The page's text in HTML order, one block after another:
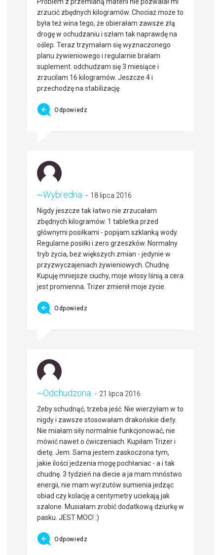
zrzucić zbędnych kilogramów. Chociaż może to
była też wina tego, że obierałam zawsze złą
drogę w ochudzaniu i szłam tak naprawdę na
oślep. Teraz trzymałam się wyznaczonego
planu żywieniowego i regularnie brałam
suplement. odchudzam się 3 miesiące i
zrzucilam 16 kilogramów. Jeszcze 4 i
przechodzę na stabilizację.
Odpowiedz
~Wybredna
18 lipca 2016
Nigdy jeszcze tak łatwo nie zrzucałam
zbędnych kilogramów. 1 tabletka przed
głównymi posiłkami - popijam szklanką wody.
Regularne posiłki i zero grzeszków. Normalny
tryb życia, bez większych zmian - jedynie w
przyzwyczajeniach żywieniowych. Chudnę.
Kupuję mniejsze ciuchy, moje włosy lśnią a cera
jest promienna. Trizer zmienił moje życie.
Odpowiedz
~Odchudzona
21 lipca 2016
Żeby schudnąć, trzeba jeść. Nie wierzyłam w to
nigdy i zawsze stosowałam drakońskie diety.
Nie miałam siły normalnie funkcjonować, nie
mówić nawet o ćwiczeniach. Kupiłam Trizer i
dietę. Jem. Sama jestem zaskoczona tym,
jakie ilości jedzenia mogę pochłaniac - a i tak
chudnę. 3 tydzień na diecie a ja mam mnóstwo
energii, nie mam wyrzutów sumienia jedząc
obiad czy kolację a centymetry uciekają jak
szalone. Musiałam zrobić dodatkową dziurkę w
pasku. JEST MOC! :)
Odpowiedz